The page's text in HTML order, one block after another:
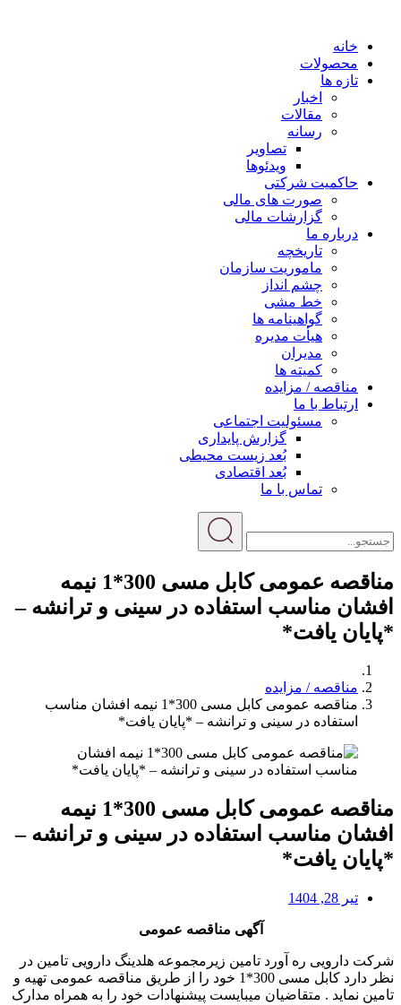
خانه
محصولات
تازه ها
اخبار
مقالات
رسانه
تصاویر
ویدئوها
حاکمیت شرکتی
صورت های مالی
گزارشات مالی
درباره ما
تاریخچه
ماموریت سازمان
چشم انداز
خط مشی
گواهینامه ها
هیأت مدیره
مدیران
کمیته ها
مناقصه / مزایده
ارتباط با ما
مسئولیت اجتماعی
گزارش پایداری
بُعد زیست محیطی
بُعد اقتصادی
تماس با ما
مناقصه عمومی کابل مسی 300*1 نیمه
افشان مناسب استفاده در سینی و ترانشه –
*پایان یافت*
مناقصه / مزایده
مناقصه عمومی کابل مسی 300*1 نیمه افشان مناسب
استفاده در سینی و ترانشه – *پایان یافت*
مناقصه عمومی کابل مسی 300*1 نیمه
افشان مناسب استفاده در سینی و ترانشه –
*پایان یافت*
تیر 28, 1404
آگهی مناقصه عمومی
شرکت دارویی ره آورد تامین زیرمجموعه هلدینگ دارویی تامین در
نظر دارد کابل مسی 300*1 خود را از طریق مناقصه عمومی تهیه و
تامین نماید . متقاضیان میبایست پیشنهادات خود را به همراه مدارک